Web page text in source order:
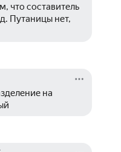
что составитель
Путаницы нет,
на